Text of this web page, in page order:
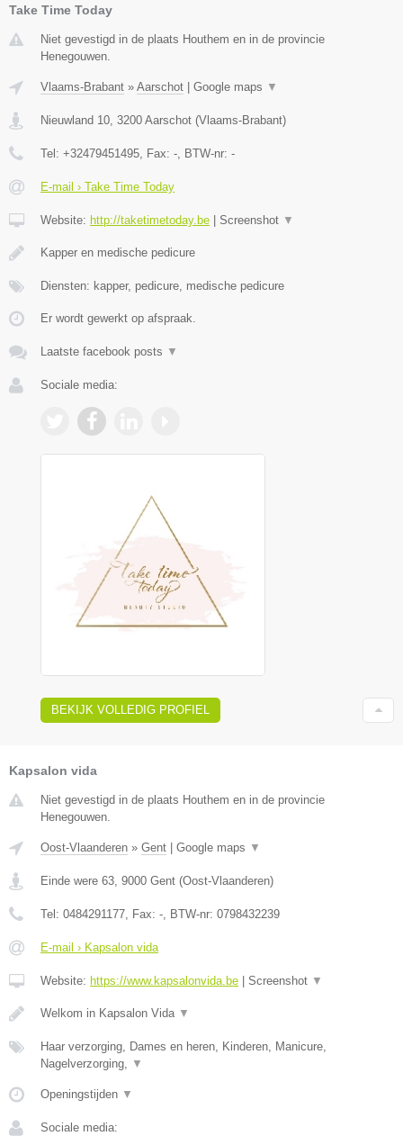
Take Time Today
Niet gevestigd in de plaats Houthem en in de provincie
Henegouwen.
Vlaams-Brabant » Aarschot Google maps ▼
Nieuwland 10, 3200 Aarschot (Vlaams-Brabant)
Tel: +32479451495, Fax: -, BTW-nr: -
E-mail › Take Time Today
Website: http://taketimetoday.be Screenshot ▼
Kapper en medische pedicure
Diensten: kapper, pedicure, medische pedicure
Er wordt gewerkt op afspraak.
Laatste facebook posts ▼
Sociale media:
BEKIJK VOLLEDIG PROFIEL
Kapsalon vida
Niet gevestigd in de plaats Houthem en in de provincie
Henegouwen.
Oost-Vlaanderen » Gent Google maps ▼
Einde were 63, 9000 Gent (Oost-Vlaanderen)
Tel: 0484291177, Fax: -, BTW-nr: 0798432239
E-mail › Kapsalon vida
Website: https://www.kapsalonvida.be Screenshot ▼
Welkom in Kapsalon Vida ▼
Haar verzorging, Dames en heren, Kinderen, Manicure,
Nagelverzorging, ▼
Openingstijden ▼
Sociale media: